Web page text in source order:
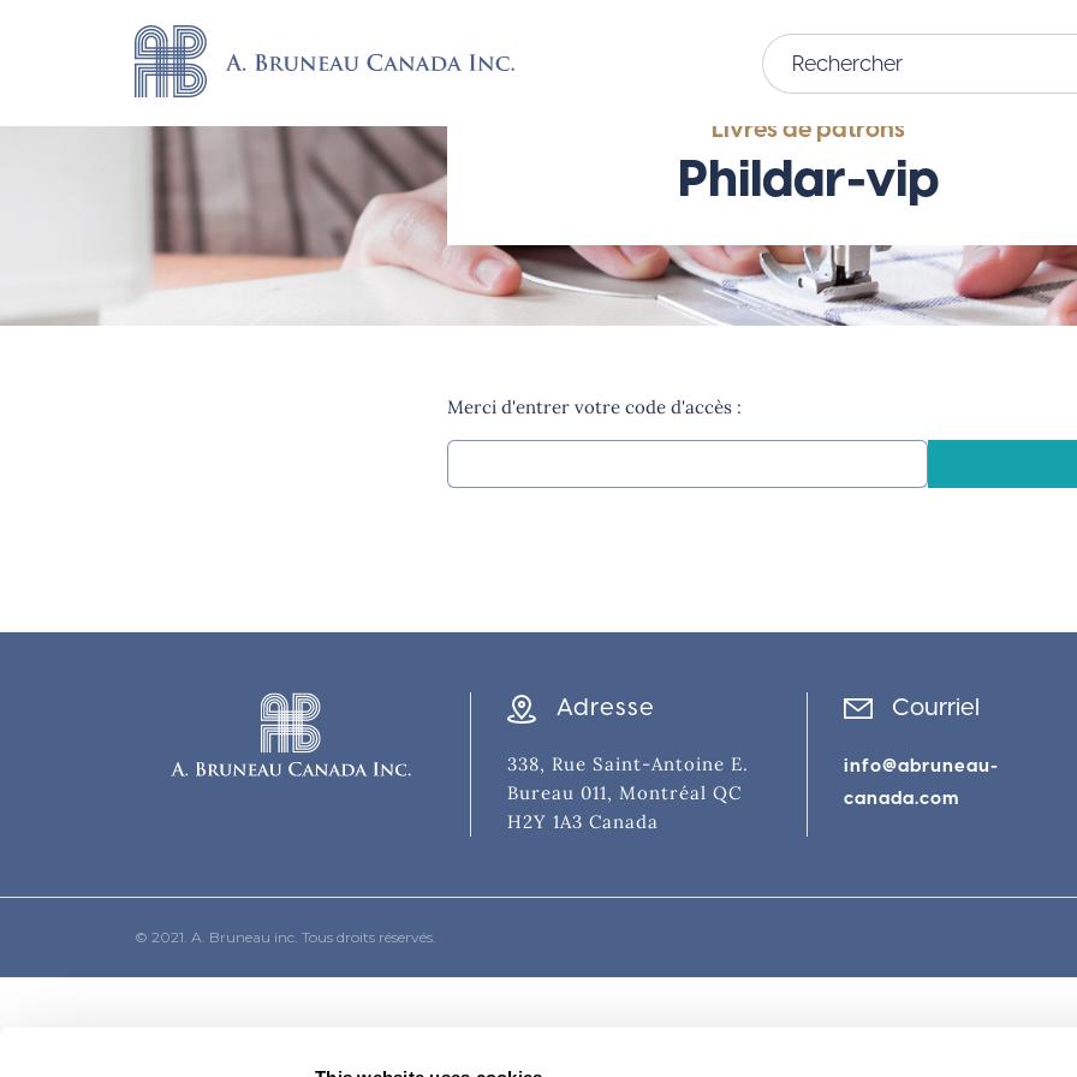
Livres de patrons
Phildar-vip
Merci d'entrer votre code d'accès :
Adresse
338, Rue Saint-Antoine E.
Bureau 011, Montréal QC
H2Y 1A3 Canada
Courriel
info@abruneau-
canada.com
© 2021. A. Bruneau inc. Tous droits réservés.